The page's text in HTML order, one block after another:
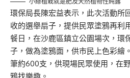
環保局長陳宏益表示，此次活動所
收的選舉扇子，提供民眾塗鴉再利
餐日，在沙鹿區鎮立公園場次，環
子，做為塗鴉面，供市民上色彩繪
筆約600支，供現場民眾使用，在